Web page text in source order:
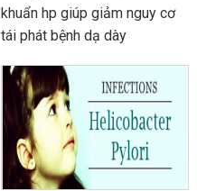
khuẩn hp giúp giảm nguy cơ
tái phát bệnh dạ dày